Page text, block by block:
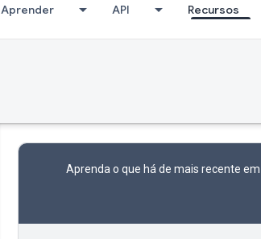
Aprender API Recursos
Aprenda o que há de mais recente